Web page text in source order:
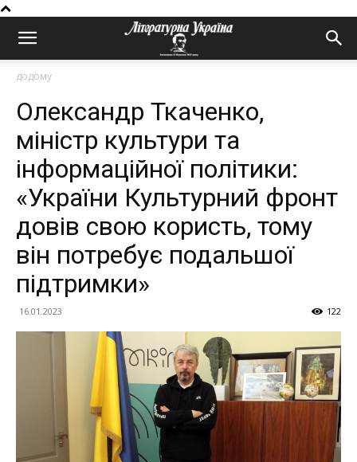
додому
Олександр Ткаченко,
міністр культури та
інформаційної політики:
«України Культурний фронт
довів свою користь, тому
він потребує подальшої
підтримки»
16.01.2023 122